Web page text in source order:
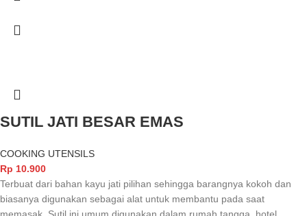
SUTIL JATI BESAR EMAS
COOKING UTENSILS
Rp 10.900
Terbuat dari bahan kayu jati pilihan sehingga barangnya kokoh dan
biasanya digunakan sebagai alat untuk membantu pada saat